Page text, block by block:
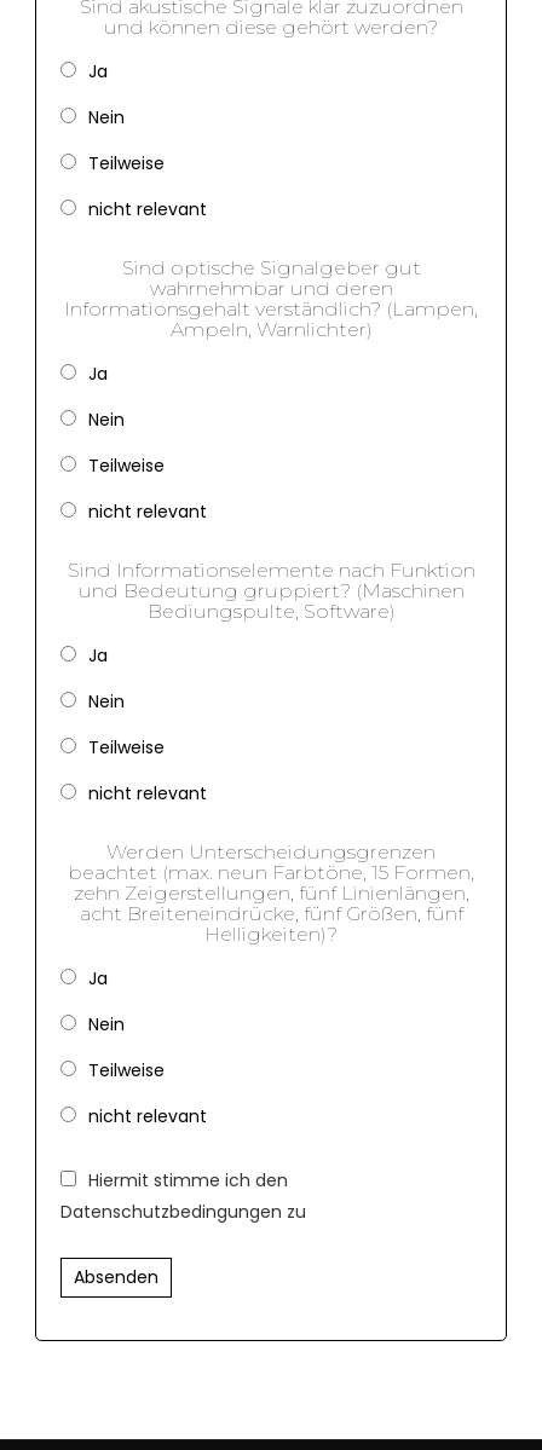
Sind akustische Signale klar zuzuordnen
und können diese gehört werden?
Ja
Nein
Teilweise
nicht relevant
Sind optische Signalgeber gut
wahrnehmbar und deren
Informationsgehalt verständlich? (Lampen,
Ampeln, Warnlichter)
Ja
Nein
Teilweise
nicht relevant
Sind Informationselemente nach Funktion
und Bedeutung gruppiert? (Maschinen
Bediungspulte, Software)
Ja
Nein
Teilweise
nicht relevant
Werden Unterscheidungsgrenzen
beachtet (max. neun Farbtöne, 15 Formen,
zehn Zeigerstellungen, fünf Linienlängen,
acht Breiteneindrücke, fünf Größen, fünf
Helligkeiten)?
Ja
Nein
Teilweise
nicht relevant
Hiermit stimme ich den
Datenschutzbedingungen zu
Absenden